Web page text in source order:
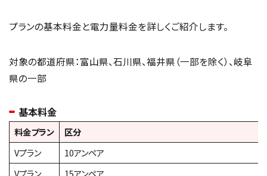
プランの基本料金と電力量料金を詳しくご紹介します。
対象の都道府県：富山県、石川県、福井県（一部を除く）、岐阜
県の一部
基本料金
料金プラン
区分
Vプラン
10アンペア
Vプラン
15アンペア